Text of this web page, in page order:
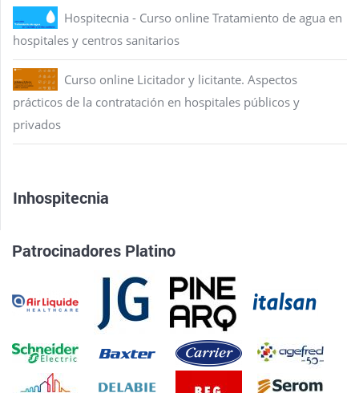
Hospitecnia - Curso online Tratamiento de agua en
hospitales y centros sanitarios
Curso online Licitador y licitante. Aspectos
prácticos de la contratación en hospitales públicos y
privados
Inhospitecnia
Patrocinadores Platino